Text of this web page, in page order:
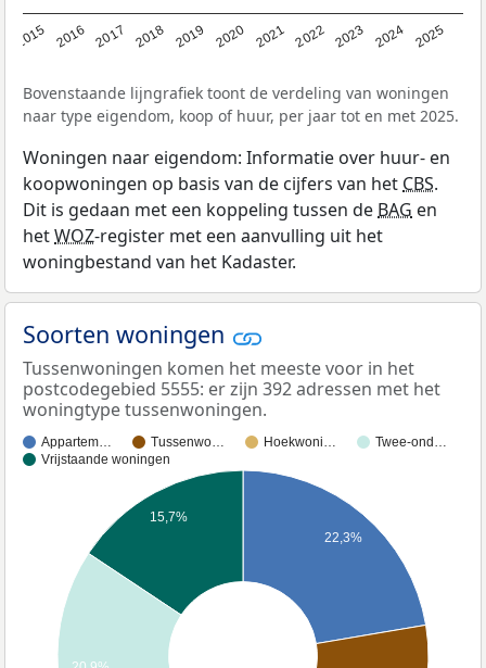
2015 2016 2017 2018 2019 2020 2021 2022 2023 2024 2025
Bovenstaande lijngrafiek toont de verdeling van woningen
naar type eigendom, koop of huur, per jaar tot en met 2025.
Woningen naar eigendom: Informatie over huur- en
koopwoningen op basis van de cijfers van het CBS.
Dit is gedaan met een koppeling tussen de BAG en
hetWOZ-register met een aanvulling uit het
woningbestand van het Kadaster.
Soorten woningen
Tussenwoningen komen het meeste voor in het
postcodegebied 5555: er zijn 392 adressen met het
woningtype tussenwoningen.
Appartem… Tussenwo… Hoekwoni…
Twee-ond…
Vrijstaande woningen
22,3%
15,7%